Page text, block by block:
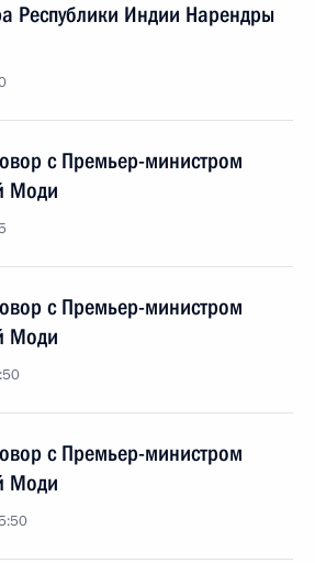
Республики Индии Нарендры
с Премьер-министром
Моди
с Премьер-министром
Моди
с Премьер-министром
Моди